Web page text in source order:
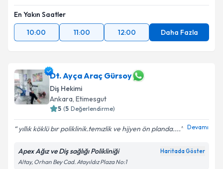
En Yakın Saatler
10:00
11:00 12:00 Daha Fazla
Dt. Ayça Araç Gürsoy
Diş Hekimi
Ankara, Etimesgut
5 (5 Değerlendirme)
yıllık köklü bır poliklinik.temızlik ve hijyen ön planda.... Devamı
Apex Ağız ve Diş sağlığı Polikliniği Haritada Göster
Altay, Orhan Bey Cad. Atayıldız Plaza No:1